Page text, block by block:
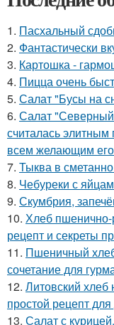
1. Пасхальный
2. Фантастически
3. Картошка -
4. Пицца очень
5. Салат "Бусы на
6. Салат
считалась
всем желающим его
7. Тыква в
8. Чебуреки с
9. Скумбрия,
10. Хлеб пшенично-
рецепт и секреты
11. Пшеничный
сочетание для
12. Литовский хлеб
простой рецепт для
13. Салат с